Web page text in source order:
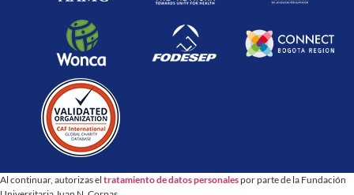
Al continuar, autorizas el tratamiento de datos personalespor parte de la Fundación